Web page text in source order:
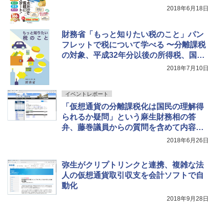
2018年6月18日
財務省「もっと知りたい税のこと」パン
フレットで税について学べる 〜分離課税
の対象、平成32年分以後の所得税、国際
2018年7月10日
イベントレポート
「仮想通貨の分離課税化は国民の理解得
られるか疑問」という麻生財務相の答
弁、藤巻議員からの質問を含めて内容＆
2018年6月26日
弥生がクリプトリンクと連携、複雑な法
人の仮想通貨取引収支を会計ソフトで自
動化
2018年9月28日